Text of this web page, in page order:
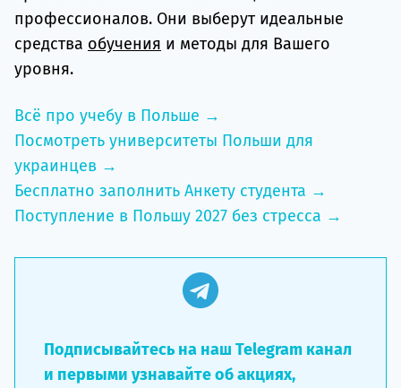
профессионалов. Они выберут идеальные
средства обучения и методы для Вашего
уровня.
Всё про учебу в Польше →
Посмотреть университеты Польши для
украинцев →
Бесплатно заполнить Анкету студента →
Поступление в Польшу 2027 без стресса →
Подписывайтесь на наш Telegram канал
и первыми узнавайте об акциях,